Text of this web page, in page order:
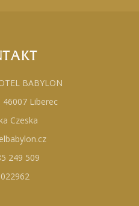
BABYLON
46007 Liberec
Czeska
249 509